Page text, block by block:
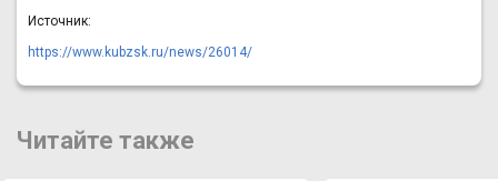
Источник:
https://www.kubzsk.ru/news/26014/
Читайте также